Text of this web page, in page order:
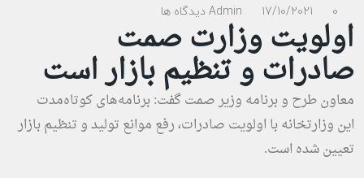
Admin 17/10/2021 0 دیدگاه ها
اولویت وزارت صمت
صادرات و تنظیم بازار است
معاون طرح و برنامه وزیر صمت گفت: برنامه‌های کوتاه‌مدت
این وزارتخانه با اولویت صادرات، رفع موانع تولید و تنظیم بازار
تعیین شده است.